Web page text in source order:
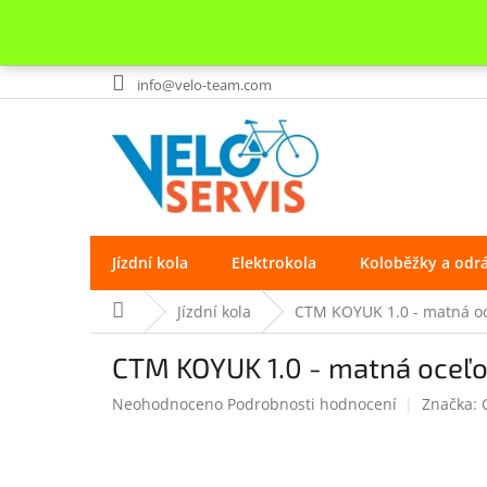
Přejít
na
info@velo-team.com
Jízdní kola Elektrokola Koloběžky a
Domů Jízdní kola CTM KOYUK 1.0 - matná
CTM KOYUK 1.0 - matná
Průměrné
Neohodnoceno Podrobnosti hodnocení Značka: